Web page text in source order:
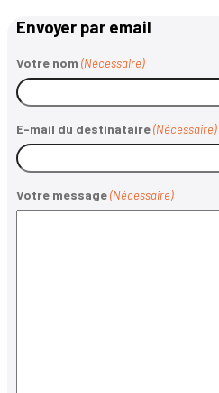
Envoyer par email
Votre nom (Nécessaire)
E-mail du destinataire (Nécessaire)
Votre message (Nécessaire)